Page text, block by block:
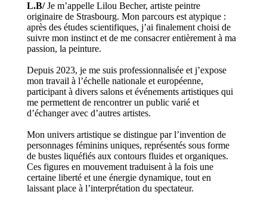
L.B/Je m’appelle Lilou Becher, artiste peintre
originaire de Strasbourg. Mon parcours est atypique :
après des études scientifiques, j’ai finalement choisi de
suivre mon instinct et de me consacrer entièrement à ma
passion, la peinture.
Depuis 2023, je me suis professionnalisée et j’expose
mon travail à l’échelle nationale et européenne,
participant à divers salons et événements artistiques qui
me permettent de rencontrer un public varié et
d’échanger avec d’autres artistes.
Mon univers artistique se distingue par l’invention de
personnages féminins uniques, représentés sous forme
de bustes liquéfiés aux contours fluides et organiques.
Ces figures en mouvement traduisent à la fois une
certaine liberté et une énergie dynamique, tout en
laissant place à l’interprétation du spectateur.